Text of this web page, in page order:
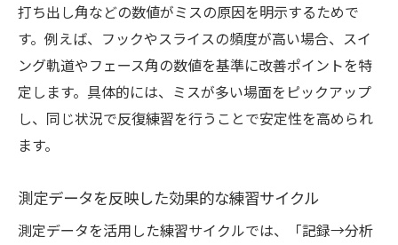
打ち出し角などの数値がミスの原因を明示するためで
す。例えば、フックやスライスの頻度が高い場合、スイ
ング軌道やフェース角の数値を基準に改善ポイントを特
定します。具体的には、ミスが多い場面をピックアップ
し、同じ状況で反復練習を行うことで安定性を高められ
ます。
測定データを反映した効果的な練習サイクル
測定データを活用した練習サイクルでは、「記録→分析